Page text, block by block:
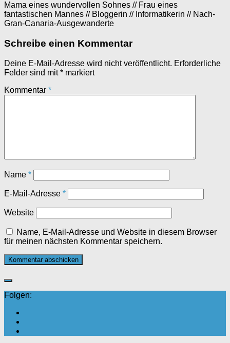
Mama eines wundervollen Sohnes // Frau eines
fantastischen Mannes // Bloggerin // Informatikerin // Nach-
Gran-Canaria-Ausgewanderte
Schreibe einen Kommentar
Deine E-Mail-Adresse wird nicht veröffentlicht. Erforderliche
Felder sind mit* markiert
Kommentar *
Name *
E-Mail-Adresse *
Website
Name, E-Mail-Adresse und Website in diesem Browser
für meinen nächsten Kommentar speichern.
Folgen: